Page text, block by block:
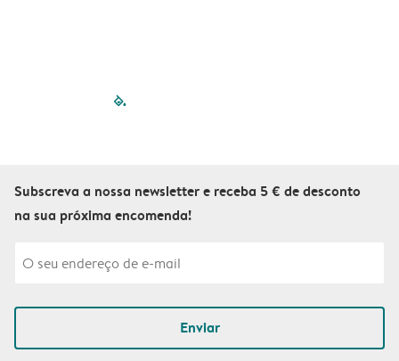
filled-pagination
Subscreva a nossa newsletter e receba 5 € de desconto
na sua próxima encomenda!
Enviar